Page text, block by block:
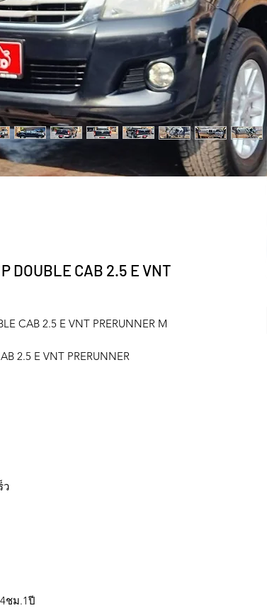
DOUBLE CAB 2.5 E VNT
CAB 2.5 E VNT PRERUNNER M
2.5 E VNT PRERUNNER
ว
ชม.1ปี